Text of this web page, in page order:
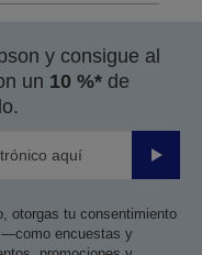
y consigue al
un 10 %* de
Enviar
otorgas tu consentimiento
—como encuestas y